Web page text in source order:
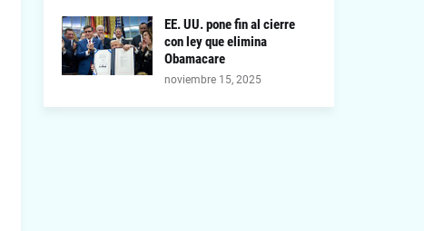
EE. UU. pone fin al cierre
con ley que elimina
Obamacare
noviembre 15, 2025